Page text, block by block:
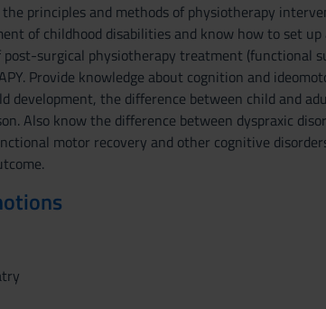
principles and methods of physiotherapy
of childhood disabilities and know how to set
surgical physiotherapy treatment (functional
Provide knowledge about cognition and
development, the difference between child and
Also know the difference between dyspraxic
motor recovery and other cognitive